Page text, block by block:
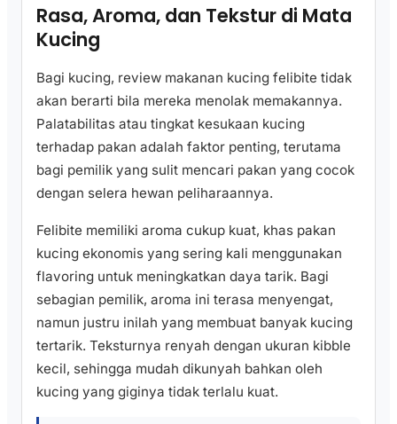
Rasa, Aroma, dan Tekstur di Mata
Kucing
Bagi kucing, review makanan kucing felibite tidak
akan berarti bila mereka menolak memakannya.
Palatabilitas atau tingkat kesukaan kucing
terhadap pakan adalah faktor penting, terutama
bagi pemilik yang sulit mencari pakan yang cocok
dengan selera hewan peliharaannya.
Felibite memiliki aroma cukup kuat, khas pakan
kucing ekonomis yang sering kali menggunakan
flavoring untuk meningkatkan daya tarik. Bagi
sebagian pemilik, aroma ini terasa menyengat,
namun justru inilah yang membuat banyak kucing
tertarik. Teksturnya renyah dengan ukuran kibble
kecil, sehingga mudah dikunyah bahkan oleh
kucing yang giginya tidak terlalu kuat.